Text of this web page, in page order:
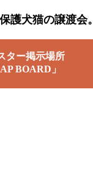
護犬猫の譲渡会。
ター掲示場所
AP BOARD」